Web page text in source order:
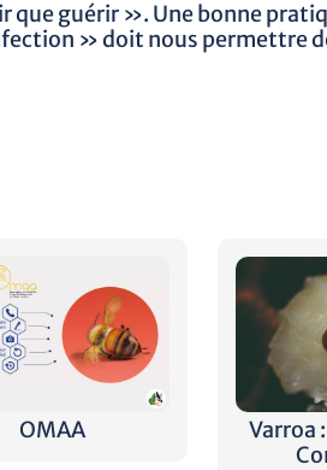
guérir ». Une bonne
» doit nous permettre
OMAA
Varroa